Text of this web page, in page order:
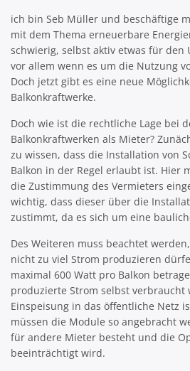
ich bin Seb Müller und beschäftige
mit dem Thema erneuerbare
schwierig, selbst aktiv etwas für den
vor allem wenn es um die Nutzung
Doch jetzt gibt es eine neue
Balkonkraftwerke.
Doch wie ist die rechtliche Lage bei
Balkonkraftwerken als Mieter?
zu wissen, dass die Installation von
Balkon in der Regel erlaubt ist. Hier
die Zustimmung des Vermieters
wichtig, dass dieser über die
zustimmt, da es sich um eine
Des Weiteren muss beachtet
nicht zu viel Strom produzieren
maximal 600 Watt pro Balkon
produzierte Strom selbst verbraucht
Einspeisung in das öffentliche Netz
müssen die Module so angebracht
für andere Mieter besteht und die
beeinträchtigt wird.